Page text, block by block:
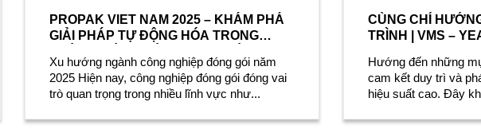
PROPAK VIET NAM 2025 – KHÁM PHÁ
GIẢI PHÁP TỰ ĐỘNG HÓA TRONG
VMS
Xu hướng ngành công nghiệp đóng gói năm
2025 Hiện nay, công nghiệp đóng gói đóng vai
trò quan trọng trong nhiều lĩnh vực như...
CÙNG CHÍ
TRÌNH | VMS –
Hướng đến những
cam kết duy trì và
hiệu suất cao. Đây